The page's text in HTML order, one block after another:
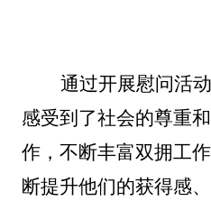
通过开展慰问活
感受到了社会的尊重
作，不断丰富双拥工
断提升他们的获得感